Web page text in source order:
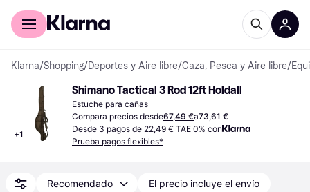
Comprar con Klarna
Klarna/Shopping/Deportes y Aire libre/Caza, Pesca y Aire libre/
+1
Shimano Tactical 3 Rod 12ft Holdall
Estuche para cañas
Compara precios desde67,49 €a73,61 €
Desde 3 pagos de 22,49 € TAE 0% con
Prueba pagos flexibles*
Recomendado El precio incluye el envío